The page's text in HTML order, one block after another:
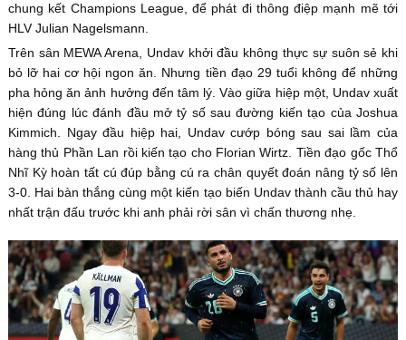
chung kết Champions League, để phát đi thông điệp mạnh mẽ tới
HLV Julian Nagelsmann.
Trên sân MEWA Arena, Undav khởi đầu không thực sự suôn sẻ khi
bỏ lỡ hai cơ hội ngon ăn. Nhưng tiền đạo 29 tuổi không để những
pha hỏng ăn ảnh hưởng đến tâm lý. Vào giữa hiệp một, Undav xuất
hiện đúng lúc đánh đầu mở tỷ số sau đường kiến tạo của Joshua
Kimmich. Ngay đầu hiệp hai, Undav cướp bóng sau sai lầm của
hàng thủ Phần Lan rồi kiến tạo cho Florian Wirtz. Tiền đạo gốc Thổ
Nhĩ Kỳ hoàn tất cú đúp bằng cú ra chân quyết đoán nâng tỷ số lên
3-0. Hai bàn thắng cùng một kiến tạo biến Undav thành cầu thủ hay
nhất trận đấu trước khi anh phải rời sân vì chấn thương nhẹ.